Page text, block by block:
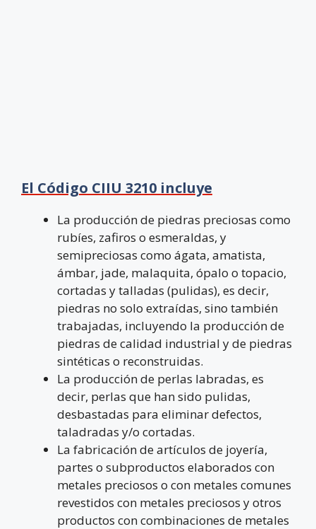
El Código CIIU 3210 incluye
La producción de piedras preciosas como
rubíes, zafiros o esmeraldas, y
semipreciosas como ágata, amatista,
ámbar, jade, malaquita, ópalo o topacio,
cortadas y talladas (pulidas), es decir,
piedras no solo extraídas, sino también
trabajadas, incluyendo la producción de
piedras de calidad industrial y de piedras
sintéticas o reconstruidas.
La producción de perlas labradas, es
decir, perlas que han sido pulidas,
desbastadas para eliminar defectos,
taladradas y/o cortadas.
La fabricación de artículos de joyería,
partes o subproductos elaborados con
metales preciosos o con metales comunes
revestidos con metales preciosos y otros
productos con combinaciones de metales